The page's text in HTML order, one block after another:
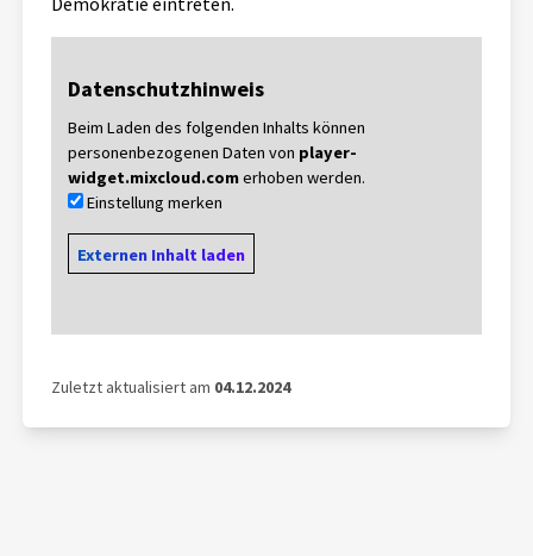
Datenschutzhinweis
Beim Laden des folgenden Inhalts können
personenbezogenen Daten von player-
widget.mixcloud.comerhoben werden.
Einstellung merken
Externen Inhalt laden
Zuletzt aktualisiert am 04.12.2024